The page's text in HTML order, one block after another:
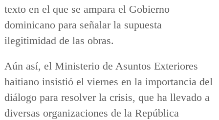
texto en el que se ampara el Gobierno
dominicano para señalar la supuesta
ilegitimidad de las obras.
Aún así, el Ministerio de Asuntos Exteriores
haitiano insistió el viernes en la importancia del
diálogo para resolver la crisis, que ha llevado a
diversas organizaciones de la República